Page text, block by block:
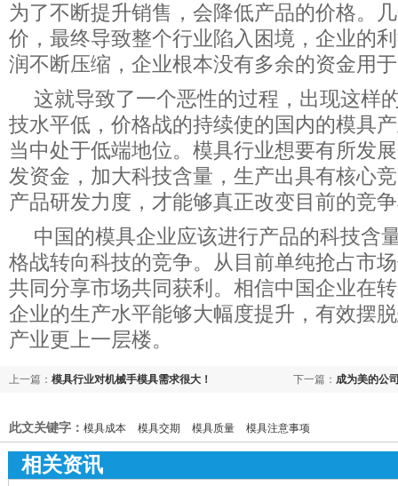
为了不断提升销售，会降低产品的价格。
价，最终导致整个行业陷入困境，企业的
润不断压缩，企业根本没有多余的资金用
这就导致了一个恶性的过程，出现这样
技水平低，价格战的持续使的国内的模具
当中处于低端地位。模具行业想要有所发
发资金，加大科技含量，生产出具有核心
产品研发力度，才能够真正改变目前的竞
中国的模具企业应该进行产品的科技含
格战转向科技的竞争。从目前单纯抢占市
共同分享市场共同获利。相信中国企业在
企业的生产水平能够大幅度提升，有效摆
产业更上一层楼。
下一篇： 成为美的公
上一篇： 模具行业对机械手模具需求很大！
此文关键字： 模具成本 模具交期 模具质量 模具注意事项
相关资讯